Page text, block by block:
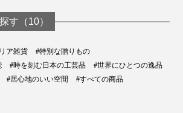
す（10）
ア雑貨
#特別な贈りもの
#時を刻む日本の工芸品
#世界にひとつの逸品
#居心地のいい空間 #すべての商品